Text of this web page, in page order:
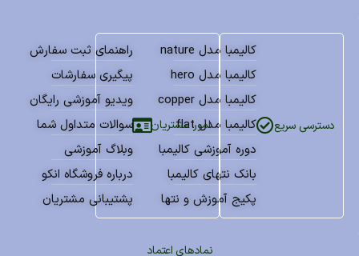
دسترسی سریع
کالیمبا مدل nature
کالیمبا مدل hero
کالیمبا مدل copper
کالیمبا مدل flat
دوره آموزشی کالیمبا
بانک نتهای کالیمبا
پکیج آموزش و نتها
امور مشتریان
راهنمای ثبت سفارش
پیگیری سفارشات
ویدیو آموزشی رایگان
سوالات متداول شما
وبلاگ آموزشی
درباره فروشگاه انکو
پشتیبانی مشتریان
نمادهای اعتماد